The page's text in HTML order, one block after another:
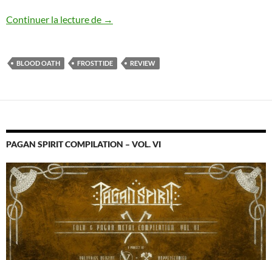
Continuer la lecture de Frosttide – Blood Oath
→
BLOOD OATH FROSTTIDE REVIEW
PAGAN SPIRIT COMPILATION – VOL. VI